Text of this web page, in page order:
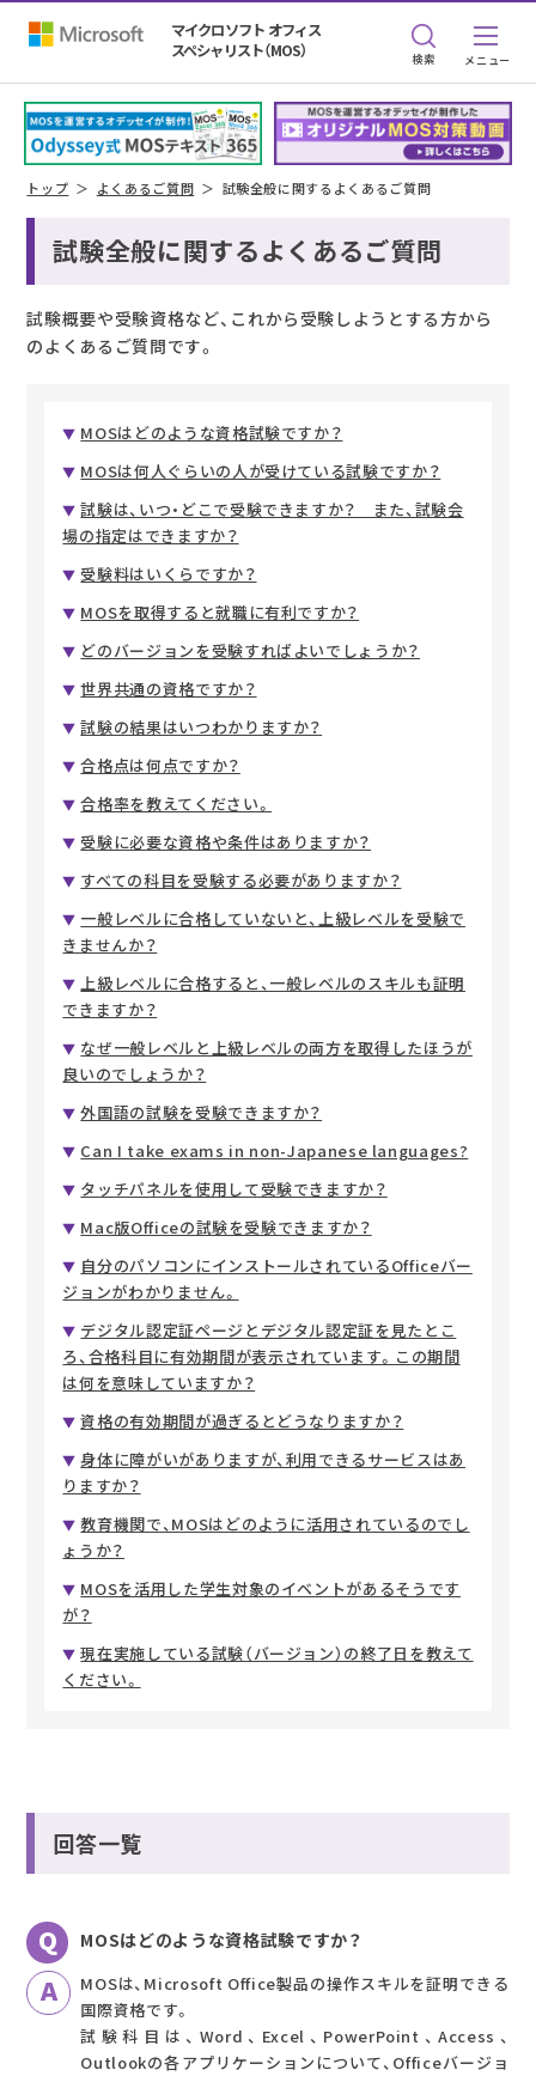
マイクロソフト オフィス
スペシャリスト（MOS）
検索
トップ よくあるご質問 試験全般に関するよくあるご質問
試験全般に関するよくあるご質問
試験概要や受験資格など、これから受験しようとする方から
のよくあるご質問です。
MOSはどのような資格試験ですか？
MOSは何人ぐらいの人が受けている試験ですか？
試験は、いつ・どこで受験できますか？ また、試験会
場の指定はできますか？
受験料はいくらですか？
MOSを取得すると就職に有利ですか？
どのバージョンを受験すればよいでしょうか？
世界共通の資格ですか？
試験の結果はいつわかりますか？
合格点は何点ですか？
合格率を教えてください。
受験に必要な資格や条件はありますか？
すべての科目を受験する必要がありますか？
一般レベルに合格していないと、上級レベルを受験で
きませんか？
上級レベルに合格すると、一般レベルのスキルも証明
できますか？
なぜ一般レベルと上級レベルの両方を取得したほうが
良いのでしょうか？
外国語の試験を受験できますか？
Can I take exams in non-Japanese languages?
タッチパネルを使用して受験できますか？
Mac版Officeの試験を受験できますか？
自分のパソコンにインストールされているOfficeバー
ジョンがわかりません。
デジタル認定証ページとデジタル認定証を見たとこ
ろ、合格科目に有効期間が表示されています。この期間
は何を意味していますか？
資格の有効期間が過ぎるとどうなりますか？
身体に障がいがありますが、利用できるサービスはあ
りますか？
教育機関で、MOSはどのように活用されているのでし
ょうか？
MOSを活用した学生対象のイベントがあるそうです
が？
現在実施している試験（バージョン）の終了日を教えて
ください。
回答一覧
MOSはどのような資格試験ですか？
MOSは、Microsoft Office製品の操作スキルを証明できる
国際資格です。
試験科目は、Word、Excel、PowerPoint、Access、
Outlookの各アプリケーションについて、Officeバージョ